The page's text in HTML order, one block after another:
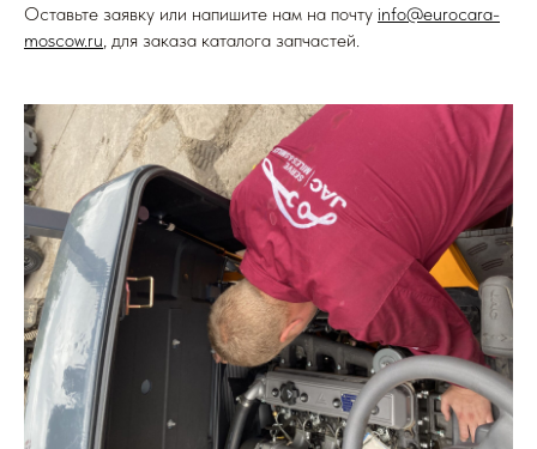
Оставьте заявку или напишите нам на почту info@eurocara-
moscow.ru, для заказа каталога запчастей.